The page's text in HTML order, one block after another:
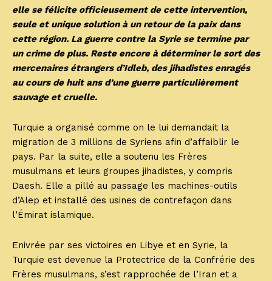
elle se félicite officieusement de cette intervention,
seule et unique solution à un retour de la paix dans
cette région. La guerre contre la Syrie se termine par
un crime de plus. Reste encore à déterminer le sort des
mercenaires étrangers d’Idleb, des jihadistes enragés
au cours de huit ans d’une guerre particulièrement
sauvage et cruelle.
Turquie a organisé comme on le lui demandait la
migration de 3 millions de Syriens afin d’affaiblir le
pays. Par la suite, elle a soutenu les Frères
musulmans et leurs groupes jihadistes, y compris
Daesh. Elle a pillé au passage les machines-outils
d’Alep et installé des usines de contrefaçon dans
l’Émirat islamique.
Enivrée par ses victoires en Libye et en Syrie, la
Turquie est devenue la Protectrice de la Confrérie des
Frères musulmans, s’est rapprochée de l’Iran et a